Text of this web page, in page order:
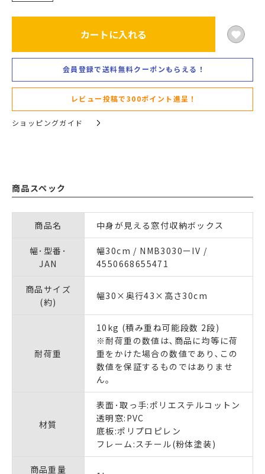
カートに入れる
会員登録で送料無料クーポンもらえる！
レビュー投稿で300ポイント進呈！
ショッピングガイド
商品スペック
商品名 中身が見える窓付収納ボックス
幅･型番･
JAN
幅30cm / NMB3030ーIV /
4550668655471
商品サイズ
(約)
幅30×奥行43×高さ30cm
耐荷重
10kg (積み重ね可能段数 2段)
※耐荷重の数値は､商品に均等に荷
重をかけた場合の数値であり､この
数値を保証するものではありませ
ん｡
材質
表面･取っ手:ポリエステルコットン
透明窓:PVC
底板:ポリプロピレン
フレーム:スチール(粉体塗装)
商品重量